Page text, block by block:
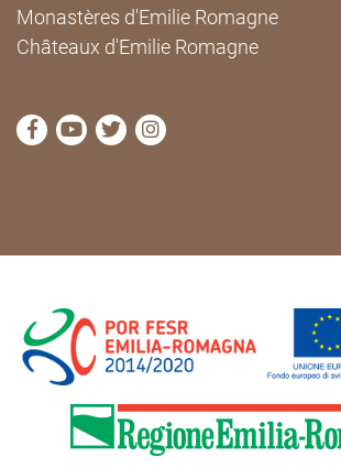
Monastères d'Emilie Romagne
Châteaux d'Emilie Romagne
Visitez la page Facebook de
Visitez la page YouTube de
Visitez la page Twitter
Visitez la page